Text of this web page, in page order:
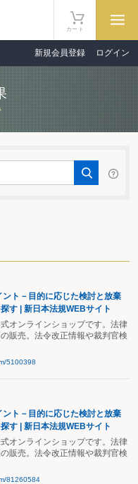
カート
新規会員登録 ログイン
ト－目的に応じた検討と放棄
す | 新日本法規WEBサイト
オンラインショップです。法律
販売。法令改正情報や裁判官検
5100398
ト－目的に応じた検討と放棄
す | 新日本法規WEBサイト
オンラインショップです。法律
販売。法令改正情報や裁判官検
81260584